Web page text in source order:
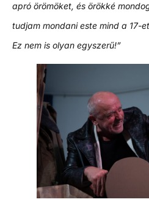
apró örömöket, és örökké
tudjam mondani este mind a 17-
Ez nem is olyan egyszerű!”